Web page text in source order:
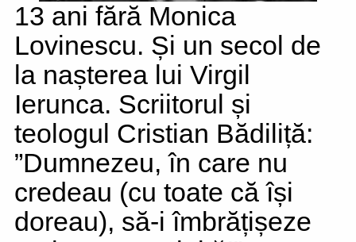
13 ani fără Monica
Lovinescu. Și un secol de
la nașterea lui Virgil
Ierunca. Scriitorul și
teologul Cristian Bădiliță:
”Dumnezeu, în care nu
credeau (cu toate că își
doreau), să-i îmbrățișeze